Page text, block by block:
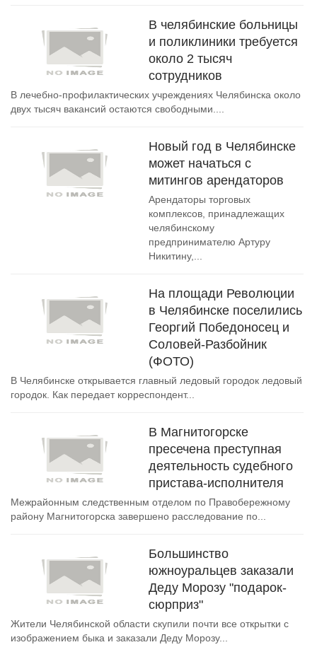
В челябинские больницы
и поликлиники требуется
около 2 тысяч
сотрудников
В лечебно-профилактических учреждениях Челябинска около
двух тысяч вакансий остаются свободными....
Новый год в Челябинске
может начаться с
митингов арендаторов
Арендаторы торговых
комплексов, принадлежащих
челябинскому
предпринимателю Артуру
Никитину,...
На площади Революции
в Челябинске поселились
Георгий Победоносец и
Соловей-Разбойник
(ФОТО)
В Челябинске открывается главный ледовый городок ледовый
городок. Как передает корреспондент...
В Магнитогорске
пресечена преступная
деятельность судебного
пристава-исполнителя
Межрайонным следственным отделом по Правобережному
району Магнитогорска завершено расследование по...
Большинство
южноуральцев заказали
Деду Морозу "подарок-
сюрприз"
Жители Челябинской области скупили почти все открытки с
изображением быка и заказали Деду Морозу...